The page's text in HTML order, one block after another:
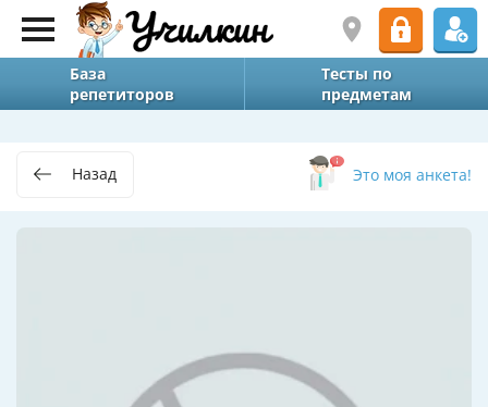
База
репетиторов
Тесты по
предметам
Назад Это моя анкета!